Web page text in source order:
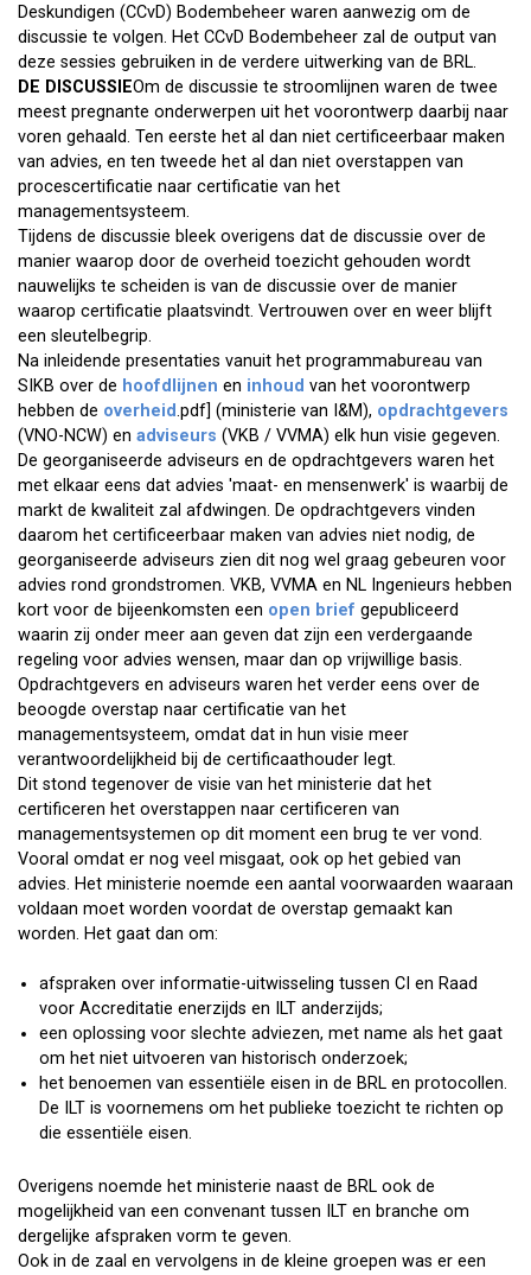
Deskundigen (CCvD) Bodembeheer waren aanwezig om de
discussie te volgen. Het CCvD Bodembeheer zal de output van
deze sessies gebruiken in de verdere uitwerking van de BRL.
DE DISCUSSIEOm de discussie te stroomlijnen waren de twee
meest pregnante onderwerpen uit het voorontwerp daarbij naar
voren gehaald. Ten eerste het al dan niet certificeerbaar maken
van advies, en ten tweede het al dan niet overstappen van
procescertificatie naar certificatie van het
managementsysteem.
Tijdens de discussie bleek overigens dat de discussie over de
manier waarop door de overheid toezicht gehouden wordt
nauwelijks te scheiden is van de discussie over de manier
waarop certificatie plaatsvindt. Vertrouwen over en weer blijft
een sleutelbegrip.
Na inleidende presentaties vanuit het programmabureau van
SIKB over de hoofdlijnen en inhoud van het voorontwerp
hebben de overheid.pdf] (ministerie van I&M), opdrachtgevers
(VNO-NCW) en adviseurs (VKB / VVMA) elk hun visie gegeven.
De georganiseerde adviseurs en de opdrachtgevers waren het
met elkaar eens dat advies 'maat- en mensenwerk' is waarbij de
markt de kwaliteit zal afdwingen. De opdrachtgevers vinden
daarom het certificeerbaar maken van advies niet nodig, de
georganiseerde adviseurs zien dit nog wel graag gebeuren voor
advies rond grondstromen. VKB, VVMA en NL Ingenieurs hebben
kort voor de bijeenkomsten een open brief gepubliceerd
waarin zij onder meer aan geven dat zijn een verdergaande
regeling voor advies wensen, maar dan op vrijwillige basis.
Opdrachtgevers en adviseurs waren het verder eens over de
beoogde overstap naar certificatie van het
managementsysteem, omdat dat in hun visie meer
verantwoordelijkheid bij de certificaathouder legt.
Dit stond tegenover de visie van het ministerie dat het
certificeren het overstappen naar certificeren van
managementsystemen op dit moment een brug te ver vond.
Vooral omdat er nog veel misgaat, ook op het gebied van
advies. Het ministerie noemde een aantal voorwaarden waaraan
voldaan moet worden voordat de overstap gemaakt kan
worden. Het gaat dan om:
afspraken over informatie-uitwisseling tussen CI en Raad
voor Accreditatie enerzijds en ILT anderzijds;
een oplossing voor slechte adviezen, met name als het gaat
om het niet uitvoeren van historisch onderzoek;
het benoemen van essentiële eisen in de BRL en protocollen.
De ILT is voornemens om het publieke toezicht te richten op
die essentiële eisen.
Overigens noemde het ministerie naast de BRL ook de
mogelijkheid van een convenant tussen ILT en branche om
dergelijke afspraken vorm te geven.
Ook in de zaal en vervolgens in de kleine groepen was er een